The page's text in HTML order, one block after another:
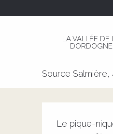
LA VALLÉE DE
DORDOGNE
Le pique-
Source
Le pique-